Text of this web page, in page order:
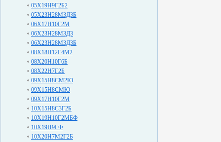
05Х19Н9Г2Б2
05Х23Н28М3Д3Б
06Х17Н10Г2М
06Х23Н28М3Д3
06Х23Н28М3Д3Б
08Х18Н12Г4М2
08Х20Н10Г6Б
08Х22Н7Г2Б
09Х15Н8СМ2Ю
09Х15Н8СМЮ
09Х17Н10Г2М
10Х15Н8С3Г2Б
10Х19Н10Г2МБФ
10Х19Н9ГФ
10Х20Н7М2Г2Б